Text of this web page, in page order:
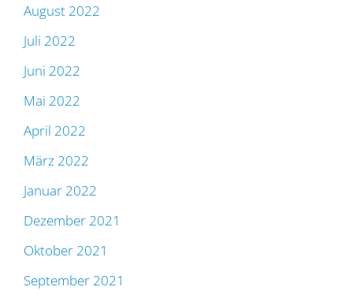
August 2022
Juli 2022
Juni 2022
Mai 2022
April 2022
März 2022
Januar 2022
Dezember 2021
Oktober 2021
September 2021